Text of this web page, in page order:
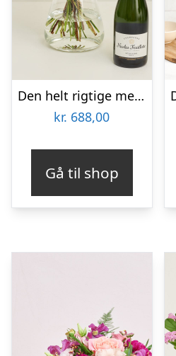
Den helt rigtige med Nicolas Feuillatte, Sélection Brut, Champagne
kr. 688,00
Gå til shop